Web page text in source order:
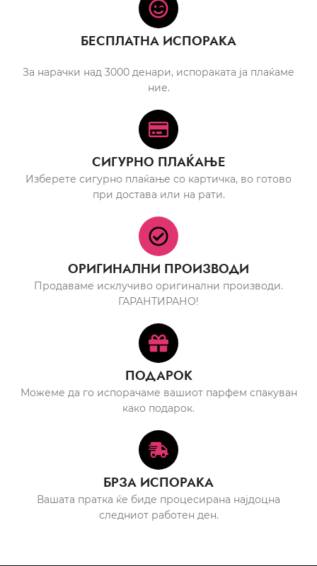
БЕСПЛАТНА ИСПОРАКА
За нарачки над 3000 денари, испораката ја плаќаме
ние.
СИГУРНО ПЛАЌАЊЕ
Изберете сигурно плаќање со картичка, во готово
при достава или на рати.
ОРИГИНАЛНИ ПРОИЗВОДИ
Продаваме исклучиво оригинални производи.
ГАРАНТИРАНО!
ПОДАРОК
Можеме да го испорачаме вашиот парфем спакуван
како подарок.
БРЗА ИСПОРАКА
Вашата пратка ќе биде процесирана најдоцна
следниот работен ден.